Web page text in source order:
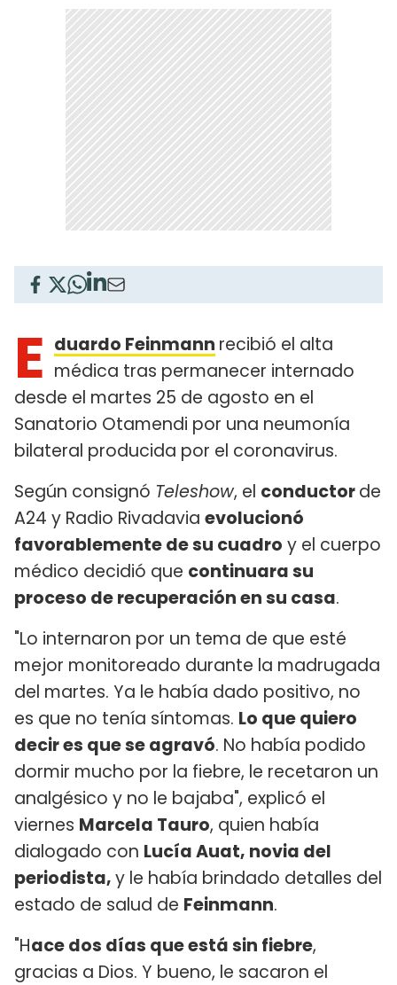
E duardo Feinmann recibió el alta
médica tras permanecer internado
desde el martes 25 de agosto en el
Sanatorio Otamendi por una neumonía
bilateral producida por el coronavirus.
Según consignó Teleshow, el conductorde
A24 y Radio Rivadavia evolucionó
favorablemente de su cuadro y el cuerpo
médico decidió que continuara su
proceso de recuperación en su casa.
"Lo internaron por un tema de que esté
mejor monitoreado durante la madrugada
del martes. Ya le había dado positivo, no
es que no tenía síntomas. Lo que quiero
decir es que se agravó. No había podido
dormir mucho por la fiebre, le recetaron un
analgésico y no le bajaba", explicó el
viernes Marcela Tauro, quien había
dialogado con Lucía Auat, novia del
periodista,y le había brindado detalles del
estado de salud de Feinmann.
"Hace dos días que está sin fiebre,
gracias a Dios. Y bueno, le sacaron el